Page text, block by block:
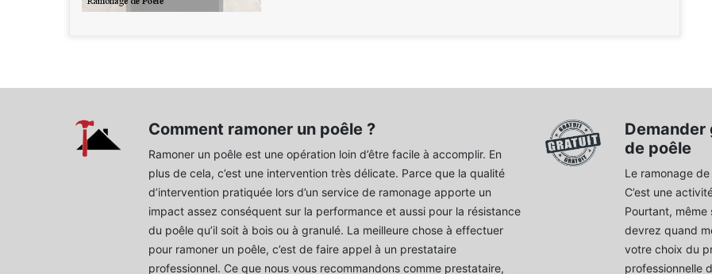
Comment ramoner un poêle ?
Ramoner un poêle est une opération loin d’être facile à accomplir. En
plus de cela, c’est une intervention très délicate. Parce que la qualité
d’intervention pratiquée lors d’un service de ramonage apporte un
impact assez conséquent sur la performance et aussi pour la résistance
du poêle qu’il soit à bois ou à granulé. La meilleure chose à effectuer
pour ramoner un poêle, c’est de faire appel à un prestataire
professionnel. Ce que nous vous recommandons comme prestataire,
Demander
de poêle
Le ramonage
C’est une
Pourtant, même
devrez quand
votre choix du
professionnelle